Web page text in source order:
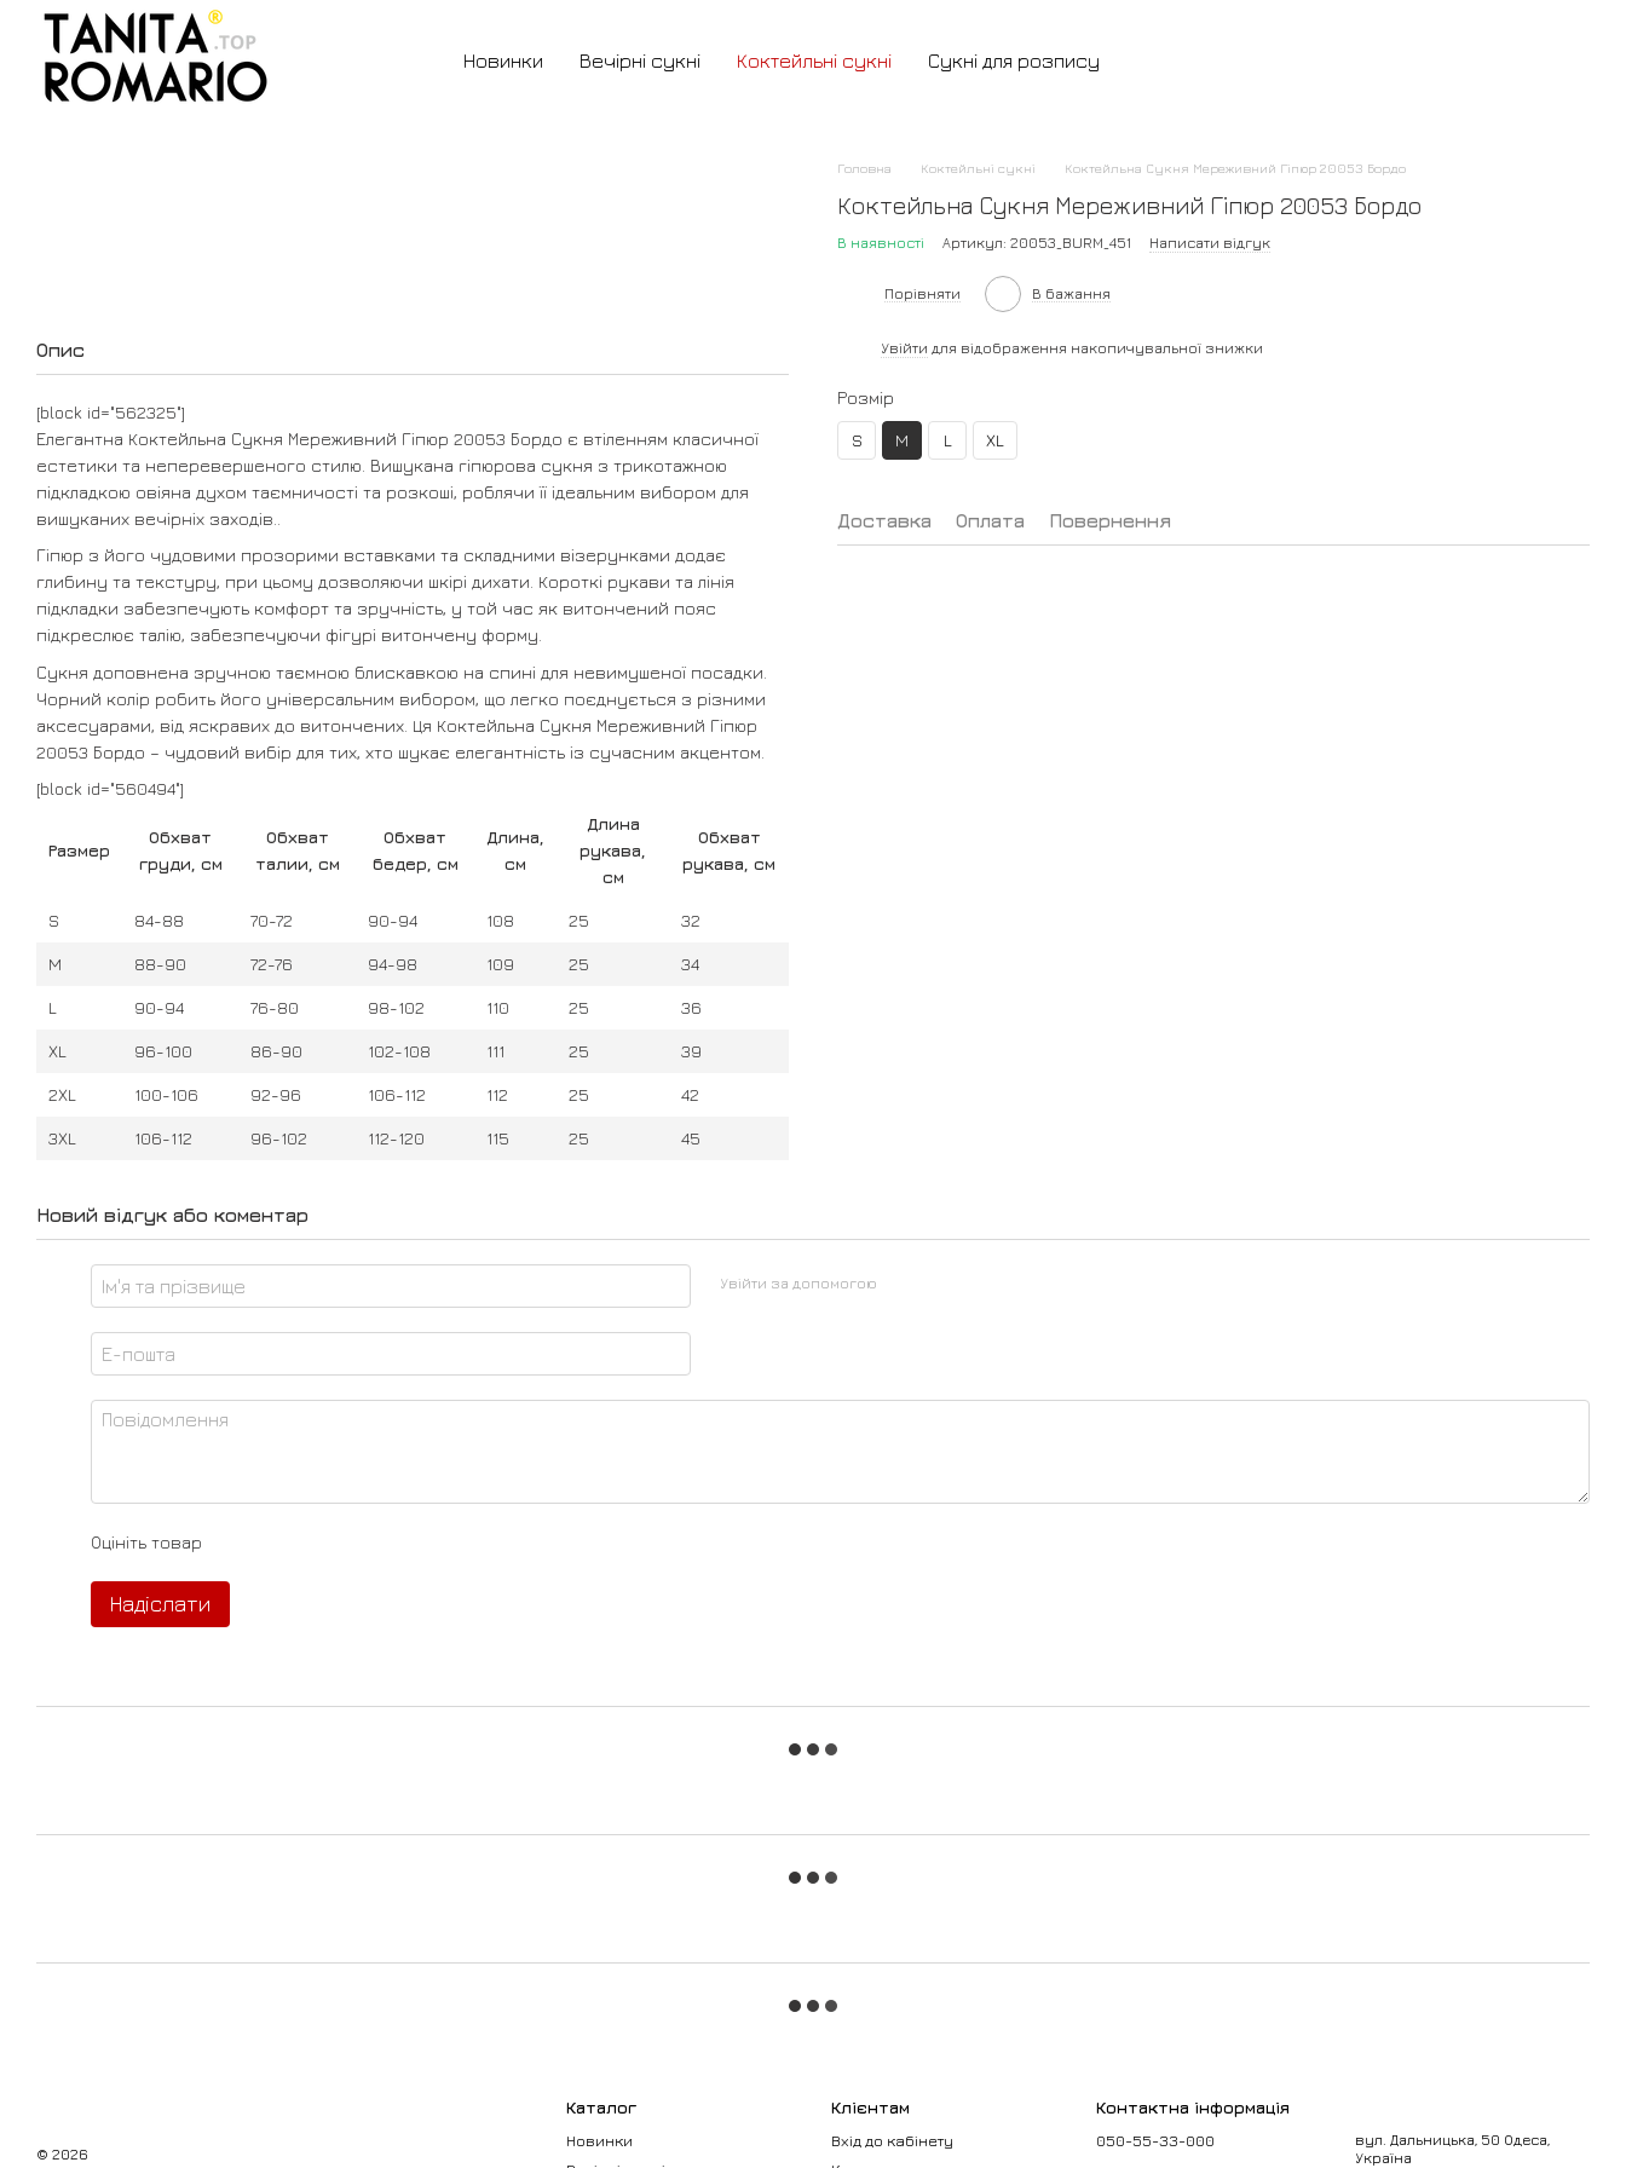
Перейти до основного контенту
Новинки Вечірні сукні Коктейльні сукні Сукні для розпису
Опис
[block id="562325"]
Елегантна Коктейльна Сукня Мереживний Гіпюр 20053 Бордо є втіленням класичної
естетики та неперевершеного стилю. Вишукана гіпюрова сукня з трикотажною
підкладкою овіяна духом таємничості та розкоші, роблячи її ідеальним вибором для
вишуканих вечірніх заходів..
Гіпюр з його чудовими прозорими вставками та складними візерунками додає
глибину та текстуру, при цьому дозволяючи шкірі дихати. Короткі рукави та лінія
підкладки забезпечують комфорт та зручність, у той час як витончений пояс
підкреслює талію, забезпечуючи фігурі витончену форму.
Сукня доповнена зручною таємною блискавкою на спині для невимушеної посадки.
Чорний колір робить його універсальним вибором, що легко поєднується з різними
аксесуарами, від яскравих до витончених. Ця Коктейльна Сукня Мереживний Гіпюр
20053 Бордо – чудовий вибір для тих, хто шукає елегантність із сучасним акцентом.
[block id="560494"]
Размер
Обхват
груди, см
Обхват
талии, см
Обхват
бедер, см
Длина,
см
Длина
рукава,
см
Обхват
рукава, см
S 84-88 70-72 90-94 108 25 32
M 88-90 72-76 94-98 109 25 34
L 90-94 76-80 98-102 110 25 36
XL 96-100 86-90 102-108 111 25 39
2XL 100-106 92-96 106-112 112 25 42
3XL 106-112 96-102 112-120 115 25 45
Головна Коктейльні сукні Коктейльна Сукня Мереживний Гіпюр 20053 Бордо
Коктейльна Сукня Мереживний Гіпюр 20053 Бордо
В наявності Артикул: 20053_BURM_451 Написати відгук
Порівняти В бажання
Увійти для відображення накопичувальної знижки
Розмір
S M L XL
Доставка Оплата Повернення
Новий відгук або коментар
Увійти за допомогою
Оцініть товар
Надіслати
© 2026
Каталог
Новинки
Клієнтам
Вхід до кабінету
Контактна інформація
050-55-33-000
вул. Дальницька, 50 Одеса,
Україна